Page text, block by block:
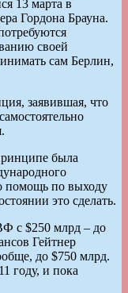
13 марта в
Гордона Брауна.
своей
сам Берлин,
заявившая, что
была
помощь по выходу
это сделать.
с $250 млрд – до
Гейтнер
до $750 млрд.
году, и пока